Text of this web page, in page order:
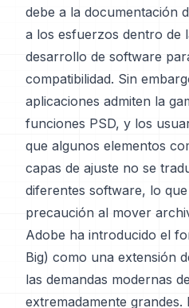
debe a la documentación
a los esfuerzos dentro de
desarrollo de software
compatibilidad. Sin
aplicaciones admiten la
funciones PSD, y los
que algunos elementos
capas de ajuste no se
diferentes software, lo
precaución al mover
Adobe ha introducido el
Big) como una extensión
las demandas modernas
extremadamente grandes.